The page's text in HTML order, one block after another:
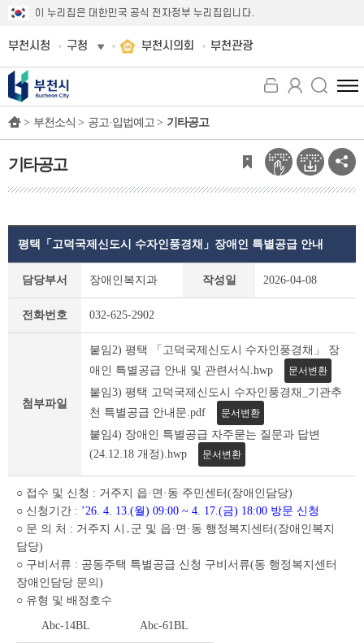
이 누리집은 대한민국 공식 전자정부 누리집입니다.
부천시청 구청 부천시의회 부천관광
전
체
뉴
보
기
> 부천소식 > 공고·입법예고 > 기타공고
기타공고
상
평택「고덕국제신도시 수자인풍경채」장애인 특별공급 안내
담당부서 장애인복지과 작성일 2026-04-08
전화번호 032-625-2902
첨부파일
붙임2) 평택 「고덕국제신도시 수자인풍경채」 장
애인 특별공급 안내 및 관련서식.hwp
문서변환
붙임3) 평택 고덕국제신도시 수자인풍경채_기관추
천 특별공급 안내문.pdf
문서변환
붙임4) 장애인 특별공급 자주묻는 질문과 답변
(24.12.18 개정).hwp
문서변환
○ 접수 및 신청 : 거주지 읍·면·동 주민센터(장애인담당)
○ 신청기간 : ’26. 4. 13.(월) 09:00 ~ 4. 17.(금) 18:00 방문 신청
○ 문 의 처 : 거주지 시․군 및 읍·면·동 행정복지센터(장애인복지
담당)
○ 구비서류 : 공동주택 특별공급 신청 구비서류(동 행정복지센터
장애인담당 문의)
○ 유형 및 배정호수
Abc-14BL
Abc-61BL